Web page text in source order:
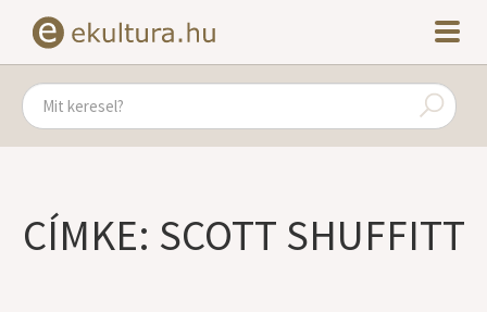
CÍMKE: SCOTT SHUFFITT